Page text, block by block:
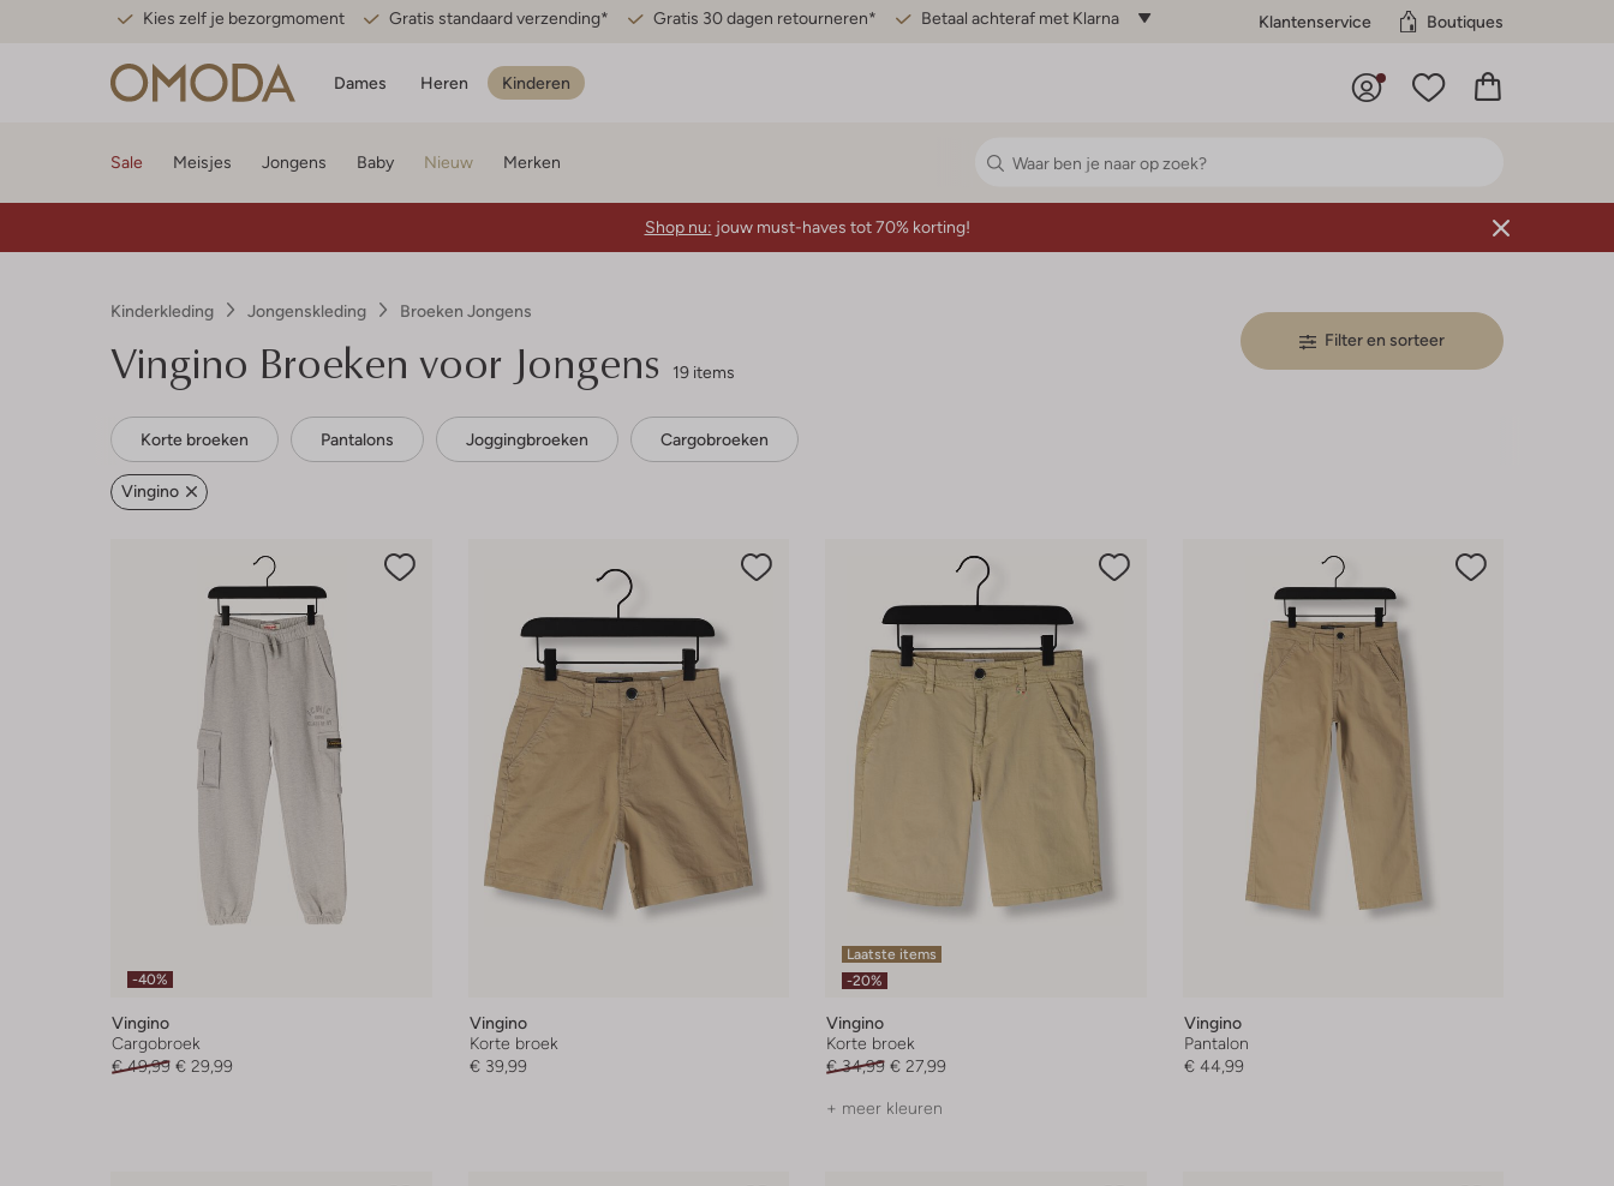
Kies zelf je bezorgmoment Gratis standaard verzending* Gratis 30 dagen retourneren* Betaal achteraf met Klarna Klantenservice Boutiques
Dames Heren Kinderen
Sale Meisjes Jongens Baby Nieuw Merken
Shop nu: jouw must-haves tot 70% korting!
Kinderkleding Jongenskleding Broeken Jongens
Vingino Broeken voor Jongens 19 items
Filter en sorteer
Korte broeken Pantalons Joggingbroeken Cargobroeken
Vingino
-40%
Vingino
Cargobroek
€ 49,99 € 29,99
Vingino
Korte broek
€ 39,99
Laatste items
-20%
Vingino
Korte broek
€ 34,99 € 27,99
+ meer kleuren
Vingino
Pantalon
€ 44,99